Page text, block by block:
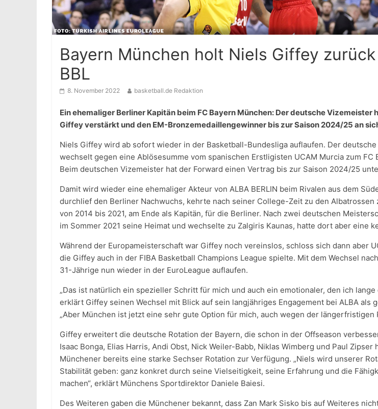
Bayern München holt Niels Giffey
BBL
8. November 2022 basketball.de Redaktion
Ein ehemaliger Berliner Kapitän beim FC Bayern München: Der deutsche Vizemeister
Giffey verstärkt und den EM-Bronzemedaillengewinner bis zur Saison 2024/25 an
Niels Giffey wird ab sofort wieder in der Basketball-Bundesliga auflaufen. Der
wechselt gegen eine Ablösesumme vom spanischen Erstligisten UCAM Murcia zum FC
Beim deutschen Vizemeister hat der Forward einen Vertrag bis zur Saison 2024/25
Damit wird wieder eine ehemaliger Akteur von ALBA BERLIN beim Rivalen aus dem
durchlief den Berliner Nachwuchs, kehrte nach seiner College-Zeit zu den Albatrossen
von 2014 bis 2021, am Ende als Kapitän, für die Berliner. Nach zwei deutschen
im Sommer 2021 seine Heimat und wechselte zu Zalgiris Kaunas, hatte dort aber eine
Während der Europameisterschaft war Giffey noch vereinslos, schloss sich dann aber
die Giffey auch in der FIBA Basketball Champions League spielte. Mit dem Wechsel
31-Jährige nun wieder in der EuroLeague auflaufen.
„Das ist natürlich ein spezieller Schritt für mich und auch ein emotionaler, den ich lange
erklärt Giffey seinen Wechsel mit Blick auf sein langjähriges Engagement bei ALBA als
„Aber München ist jetzt eine sehr gute Option für mich, auch wegen der längerfristigen
Giffey erweitert die deutsche Rotation der Bayern, die schon in der Offseason
Isaac Bonga, Elias Harris, Andi Obst, Nick Weiler-Babb, Niklas Wimberg und Paul Zipser
Münchener bereits eine starke Sechser Rotation zur Verfügung. „Niels wird unserer
Stabilität geben: ganz konkret durch seine Vielseitigkeit, seine Erfahrung und die
machen“, erklärt Münchens Sportdirektor Daniele Baiesi.
Des Weiteren gaben die Münchener bekannt, dass Zan Mark Sisko bis auf Weiteres